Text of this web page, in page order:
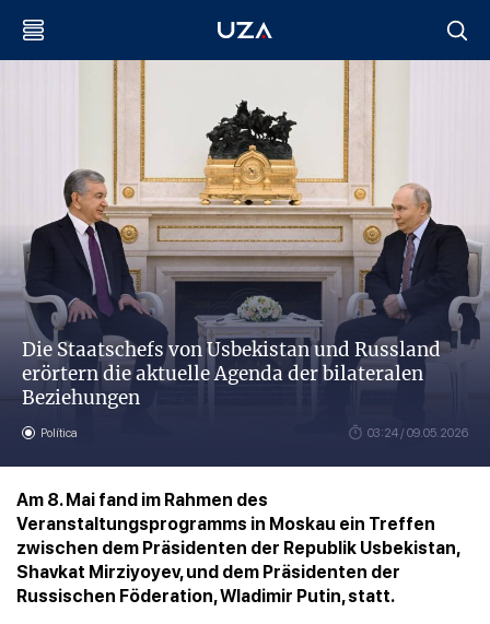
Die Staatschefs von Usbekistan und Russland
erörtern die aktuelle Agenda der bilateralen
Beziehungen
Política 03:24 / 09.05.2026
Am 8. Mai fand im Rahmen des
Veranstaltungsprogramms in Moskau ein Treffen
zwischen dem Präsidenten der Republik Usbekistan,
Shavkat Mirziyoyev, und dem Präsidenten der
Russischen Föderation, Wladimir Putin, statt.